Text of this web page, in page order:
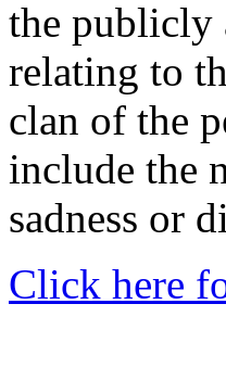
the publicly
relating to
clan of the
include the
sadness or
Click here